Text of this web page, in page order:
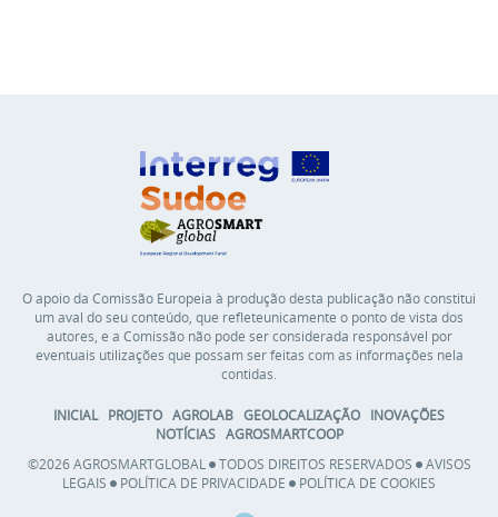
O apoio da Comissão Europeia à produção desta publicação não constitui
um aval do seu conteúdo, que refleteunicamente o ponto de vista dos
autores, e a Comissão não pode ser considerada responsável por
eventuais utilizações que possam ser feitas com as informações nela
contidas.
INICIAL PROJETO AGROLAB GEOLOCALIZAÇÃO
INOVAÇÕES
NOTÍCIAS AGROSMARTCOOP
©2026 AGROSMARTGLOBAL
TODOS DIREITOS RESERVADOS
AVISOS
LEGAIS
POLÍTICA DE PRIVACIDADE POLÍTICA DE COOKIES